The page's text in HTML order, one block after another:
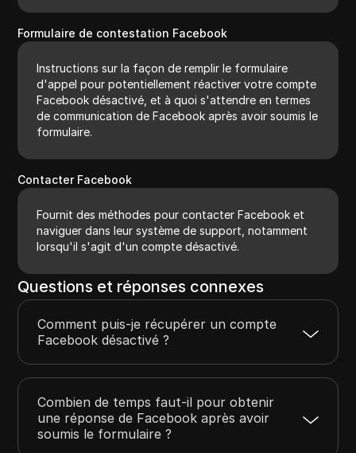
Formulaire de contestation Facebook
Instructions sur la façon de remplir le formulaire
d'appel pour potentiellement réactiver votre compte
Facebook désactivé, et à quoi s'attendre en termes
de communication de Facebook après avoir soumis le
formulaire.
Contacter Facebook
Fournit des méthodes pour contacter Facebook et
naviguer dans leur système de support, notamment
lorsqu'il s'agit d'un compte désactivé.
Questions et réponses connexes
Comment puis-je récupérer un compte
Facebook désactivé ?
Combien de temps faut-il pour obtenir
une réponse de Facebook après avoir
soumis le formulaire ?